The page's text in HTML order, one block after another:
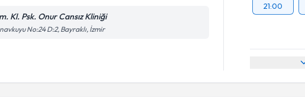
Kl. Psk. Onur Cansız Kliniği
No:24 D:2, Bayraklı, İzmir
21:00